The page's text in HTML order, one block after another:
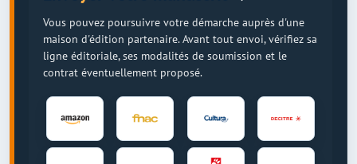
Vous pouvez poursuivre votre démarche auprès d'une
maison d'édition partenaire. Avant tout envoi, vérifiez sa
ligne éditoriale, ses modalités de soumission et le
contrat éventuellement proposé.